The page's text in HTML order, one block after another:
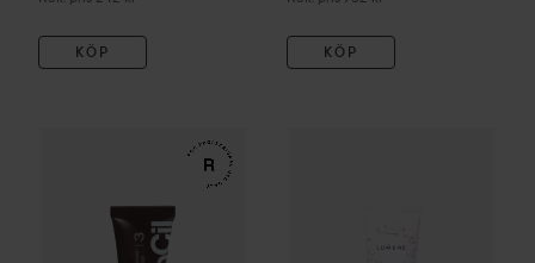
KÖP KÖP
RefectoCilEyelash & Eyebrow Tint